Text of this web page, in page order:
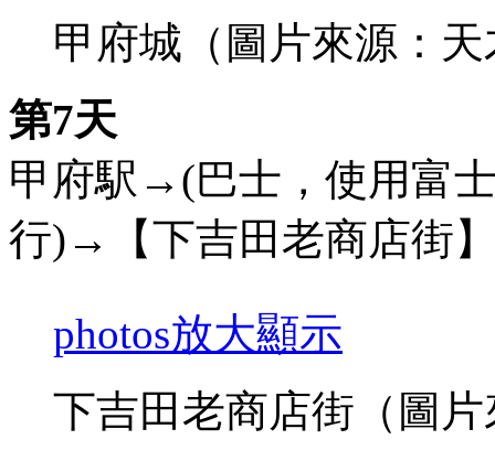
甲府城（圖片來源：
第7天
甲府駅→(巴士，使用富
行)→【下吉田老商店街
photos放大顯示
下吉田老商店街（圖